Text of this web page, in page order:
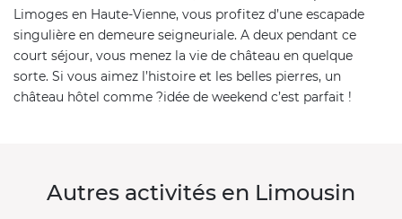
Limoges en Haute-Vienne, vous profitez d’une escapade
singulière en demeure seigneuriale. A deux pendant ce
court séjour, vous menez la vie de château en quelque
sorte. Si vous aimez l’histoire et les belles pierres, un
château hôtel comme ?idée de weekend c’est parfait !
Autres activités en Limousin